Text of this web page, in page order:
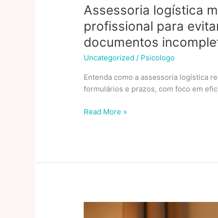
Assessoria logística
profissional para
documentos
Uncategorized / Psicologo
Entenda como a assessoria logística
formulários e prazos, com foco em
Assessoria
retrabalho,
Read More »